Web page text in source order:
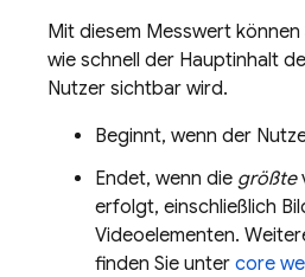
Mit diesem Messwert können
wie schnell der Hauptinhalt
Nutzer sichtbar wird.
Beginnt, wenn der
Endet, wenn die größte
erfolgt, einschließlich
Videoelementen.
finden Sie unter core